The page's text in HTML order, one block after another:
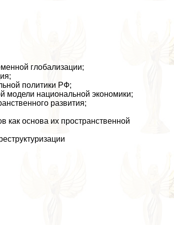
глобализации;
политики РФ;
модели национальной экономики;
развития;
как основа их прострaнcтвенной